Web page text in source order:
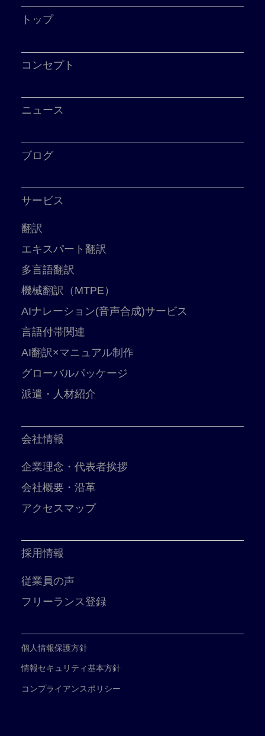
トップ
コンセプト
ニュース
ブログ
サービス
翻訳
エキスパート翻訳
多言語翻訳
機械翻訳（MTPE）
AIナレーション(音声合成)サービス
言語付帯関連
AI翻訳×マニュアル制作
グローバルパッケージ
派遣・人材紹介
会社情報
企業理念・代表者挨拶
会社概要・沿革
アクセスマップ
採用情報
従業員の声
フリーランス登録
個人情報保護方針
情報セキュリティ基本方針
コンプライアンスポリシー